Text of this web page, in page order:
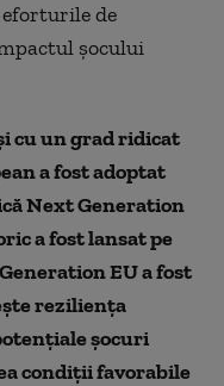
de
șocului
cu un grad ridicat
a fost adoptat
Next Generation
a fost lansat pe
EU a fost
reziliența
șocuri
condiții favorabile